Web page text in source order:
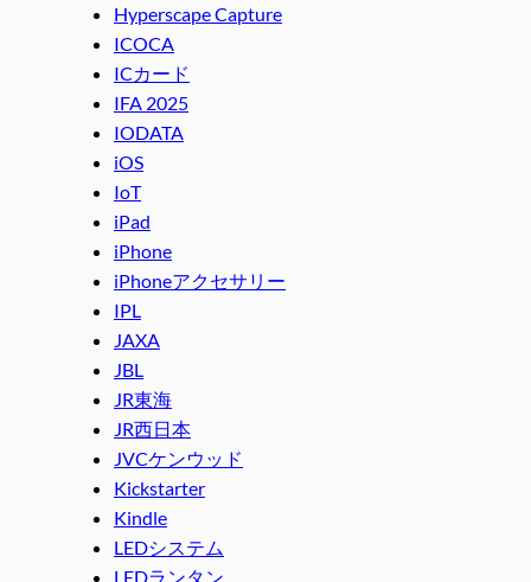
Hyperscape Capture
ICOCA
ICカード
IFA 2025
IODATA
iOS
IoT
iPad
iPhone
iPhoneアクセサリー
IPL
JAXA
JBL
JR東海
JR西日本
JVCケンウッド
Kickstarter
Kindle
LEDシステム
LEDランタン